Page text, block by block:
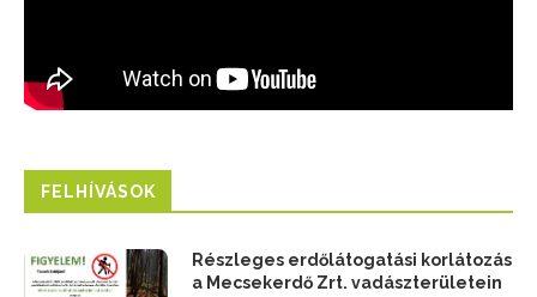
FELHÍVÁSOK
Részleges erdőlátogatási korlátozás
a Mecsekerdő Zrt. vadászterületein